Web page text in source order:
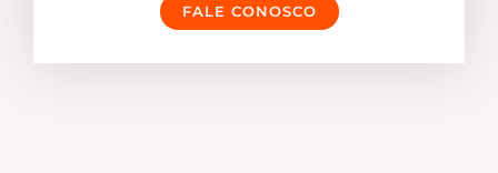
FALE CONOSCO